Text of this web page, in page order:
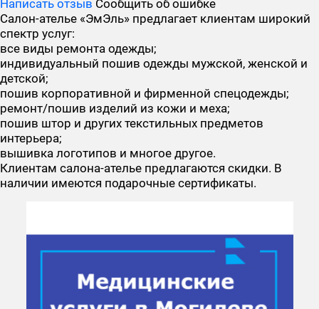
Написать отзыв Сообщить об ошибке
Салон-ателье «ЭмЭль» предлагает клиентам широкий
спектр услуг:
все виды ремонта одежды;
индивидуальный пошив одежды мужской, женской и
детской;
пошив корпоративной и фирменной спецодежды;
ремонт/пошив изделий из кожи и меха;
пошив штор и других текстильных предметов
интерьера;
вышивка логотипов и многое другое.
Клиентам салона-ателье предлагаются скидки. В
наличии имеются подарочные сертификаты.